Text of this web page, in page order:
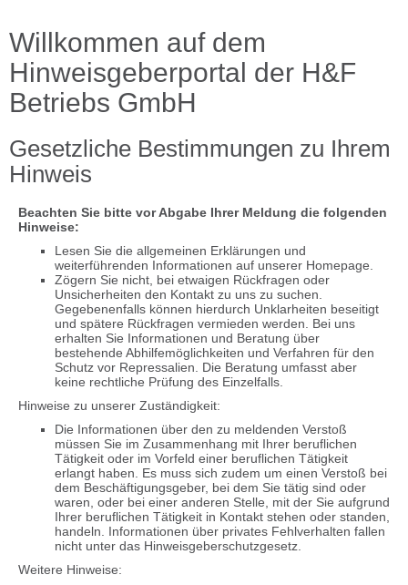
Willkommen auf dem
Hinweisgeberportal der H&F
Betriebs GmbH
Gesetzliche Bestimmungen zu Ihrem
Hinweis
Beachten Sie bitte vor Abgabe Ihrer Meldung die folgenden
Hinweise:
Lesen Sie die allgemeinen Erklärungen und
weiterführenden Informationen auf unserer Homepage.
Zögern Sie nicht, bei etwaigen Rückfragen oder
Unsicherheiten den Kontakt zu uns zu suchen.
Gegebenenfalls können hierdurch Unklarheiten beseitigt
und spätere Rückfragen vermieden werden. Bei uns
erhalten Sie Informationen und Beratung über
bestehende Abhilfemöglichkeiten und Verfahren für den
Schutz vor Repressalien. Die Beratung umfasst aber
keine rechtliche Prüfung des Einzelfalls.
Hinweise zu unserer Zuständigkeit:
Die Informationen über den zu meldenden Verstoß
müssen Sie im Zusammenhang mit Ihrer beruflichen
Tätigkeit oder im Vorfeld einer beruflichen Tätigkeit
erlangt haben. Es muss sich zudem um einen Verstoß bei
dem Beschäftigungsgeber, bei dem Sie tätig sind oder
waren, oder bei einer anderen Stelle, mit der Sie aufgrund
Ihrer beruflichen Tätigkeit in Kontakt stehen oder standen,
handeln. Informationen über privates Fehlverhalten fallen
nicht unter das Hinweisgeberschutzgesetz.
Weitere Hinweise: